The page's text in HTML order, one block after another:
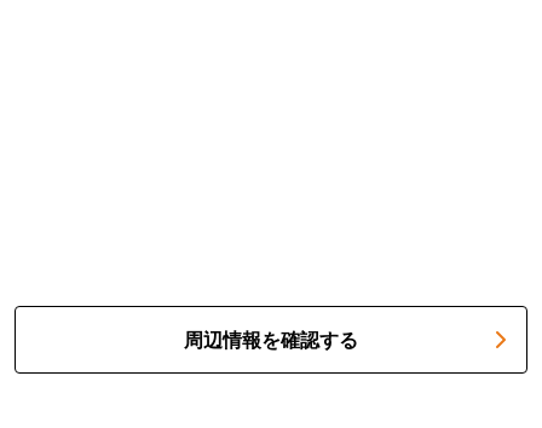
周辺情報を確認する